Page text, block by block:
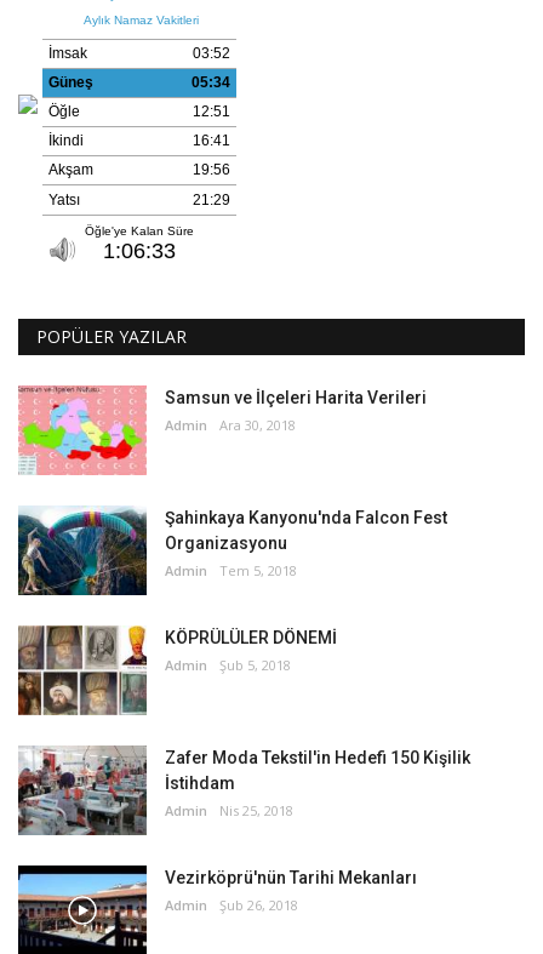
POPÜLER YAZILAR
Samsun ve İlçeleri Harita Verileri
Admin Ara 30, 2018
Şahinkaya Kanyonu'nda Falcon Fest
Organizasyonu
Admin Tem 5, 2018
KÖPRÜLÜLER DÖNEMİ
Admin Şub 5, 2018
Zafer Moda Tekstil'in Hedefi 150 Kişilik
İstihdam
Admin Nis 25, 2018
Vezirköprü'nün Tarihi Mekanları
Admin Şub 26, 2018